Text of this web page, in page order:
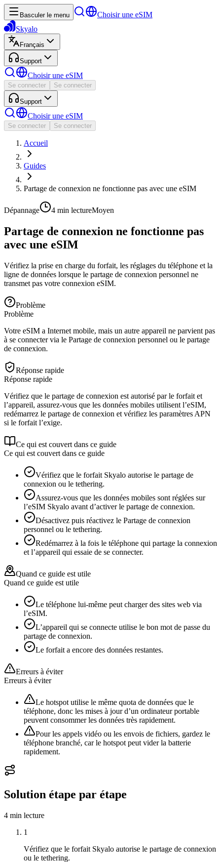
Basculer le menu
Choisir une eSIM
Skyalo
Français
Support
Choisir une eSIM
Se connecter Se connecter
Support
Choisir une eSIM
Se connecter Se connecter
Accueil
Guides
Partage de connexion ne fonctionne pas avec une eSIM
Dépannage 4 min lectureMoyen
Partage de connexion ne fonctionne pas
avec une eSIM
Vérifiez la prise en charge du forfait, les réglages du téléphone et la
ligne de données lorsque le partage de connexion personnel ne
transmet pas votre connexion eSIM.
Problème
Problème
Votre eSIM a Internet mobile, mais un autre appareil ne parvient pas
à se connecter via le Partage de connexion personnel ou le partage
de connexion.
Réponse rapide
Réponse rapide
Vérifiez que le partage de connexion est autorisé par le forfait et
l’appareil, assurez-vous que les données mobiles utilisent l’eSIM,
redémarrez le partage de connexion et vérifiez les paramètres APN
si le forfait l’exige.
Ce qui est couvert dans ce guide
Ce qui est couvert dans ce guide
Vérifiez que le forfait Skyalo autorise le partage de
connexion ou le tethering.
Assurez-vous que les données mobiles sont réglées sur
l’eSIM Skyalo avant d’activer le partage de connexion.
Désactivez puis réactivez le Partage de connexion
personnel ou le tethering.
Redémarrez à la fois le téléphone qui partage la connexion
et l’appareil qui essaie de se connecter.
Quand ce guide est utile
Quand ce guide est utile
Le téléphone lui-même peut charger des sites web via
l’eSIM.
L’appareil qui se connecte utilise le bon mot de passe du
partage de connexion.
Le forfait a encore des données restantes.
Erreurs à éviter
Erreurs à éviter
Le hotspot utilise le même quota de données que le
téléphone, donc les mises à jour d’un ordinateur portable
peuvent consommer les données très rapidement.
Pour les appels vidéo ou les envois de fichiers, gardez le
téléphone branché, car le hotspot peut vider la batterie
rapidement.
Solution étape par étape
4 min lecture
1
Vérifiez que le forfait Skyalo autorise le partage de connexion
ou le tethering.